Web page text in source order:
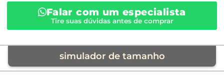
Falar com um especialista
Tire suas dúvidas antes de comprar
simulador de tamanho